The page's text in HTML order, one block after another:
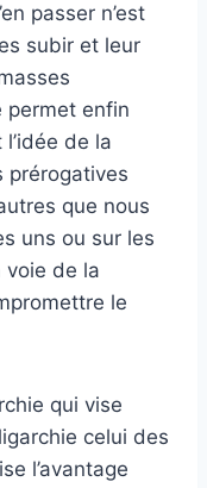
passer n’est
subir et leur
permet enfin
l’idée de la
prérogatives
que nous
uns ou sur les
voie de la
le
qui vise
celui des
l’avantage